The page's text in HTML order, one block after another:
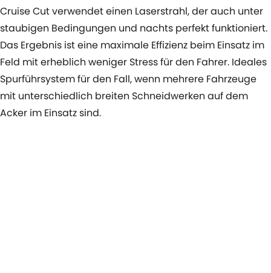
Cruise Cut verwendet einen Laserstrahl, der auch unter
staubigen Bedingungen und nachts perfekt funktioniert.
Das Ergebnis ist eine maximale Effizienz beim Einsatz im
Feld mit erheblich weniger Stress für den Fahrer. Ideales
Spurführsystem für den Fall, wenn mehrere Fahrzeuge
mit unterschiedlich breiten Schneidwerken auf dem
Acker im Einsatz sind.